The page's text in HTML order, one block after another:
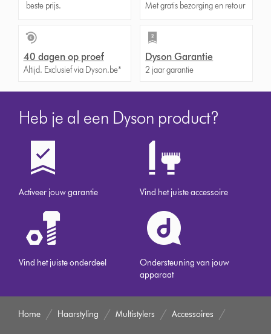
beste prijs.
Met gratis bezorging en retour
40 dagen op proef
Altijd. Exclusief via Dyson.be*
Dyson Garantie
2 jaar garantie
Heb je al een Dyson product?
Activeer jouw garantie Vind het juiste accessoire
Vind het juiste onderdeel
Ondersteuning van jouw
apparaat
Home Haarstyling Multistylers Accessoires